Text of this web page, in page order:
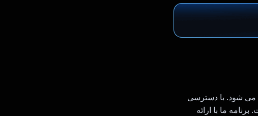
می شود. با دسترسی
ما با ارائه